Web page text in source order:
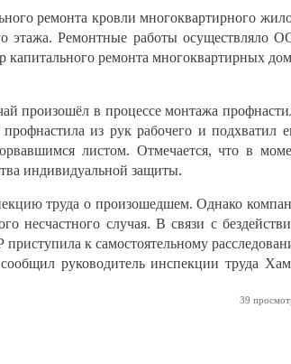
ремонта кровли многоквартирного
этажа. Ремонтные работы осуществляло
капитального ремонта многоквартирных
произошёл в процессе монтажа
из рук рабочего и подхватил
листом. Отмечается, что в
индивидуальной защиты.
труда о произошедшем. Однако
несчастного случая. В связи с
приступила к самостоятельному
руководитель инспекции труда
39